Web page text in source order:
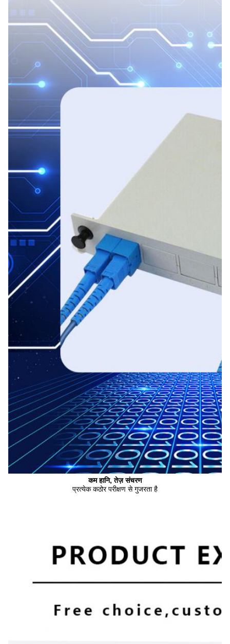
कम हानि, तेज़ संचरण
प्रत्येक कठोर परीक्षण से गुजरता है